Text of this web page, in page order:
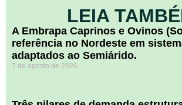
LEIA
A Embrapa Caprinos e Ovinos
referência no Nordeste em
adaptados ao Semiárido.
7 de agosto de 2026